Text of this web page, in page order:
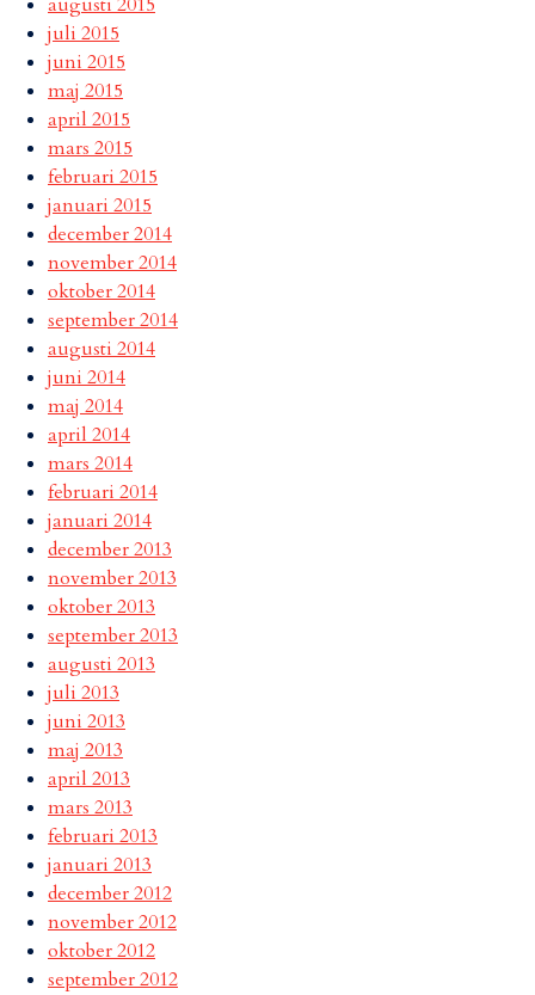
juli 2015
juni 2015
maj 2015
april 2015
mars 2015
februari 2015
januari 2015
december 2014
november 2014
oktober 2014
september 2014
augusti 2014
juni 2014
maj 2014
april 2014
mars 2014
februari 2014
januari 2014
december 2013
november 2013
oktober 2013
september 2013
augusti 2013
juli 2013
juni 2013
maj 2013
april 2013
mars 2013
februari 2013
januari 2013
december 2012
november 2012
oktober 2012
september 2012